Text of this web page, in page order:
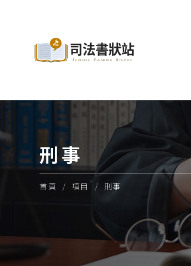
刑事
首頁 項目 刑事